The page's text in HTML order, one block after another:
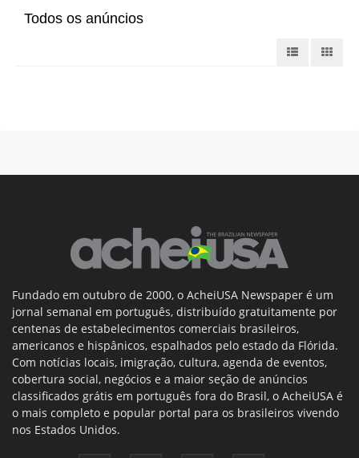
Todos os anúncios
Fundado em outubro de 2000, o AcheiUSA Newspaper é um
jornal semanal em português, distribuído gratuitamente por
centenas de estabelecimentos comerciais brasileiros,
americanos e hispânicos, espalhados pelo estado da Flórida.
Com notícias locais, imigração, cultura, agenda de eventos,
cobertura social, negócios e a maior seção de anúncios
classificados grátis em português fora do Brasil, o AcheiUSA é
o mais completo e popular portal para os brasileiros vivendo
nos Estados Unidos.